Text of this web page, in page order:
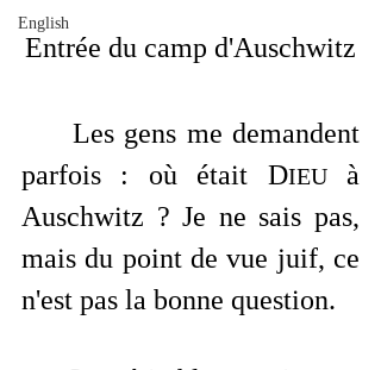
English
Entrée du camp d'Auschwitz
Les gens me demandent
parfois : où était DIEU à
Auschwitz ? Je ne sais pas,
mais du point de vue juif, ce
n'est pas la bonne question.